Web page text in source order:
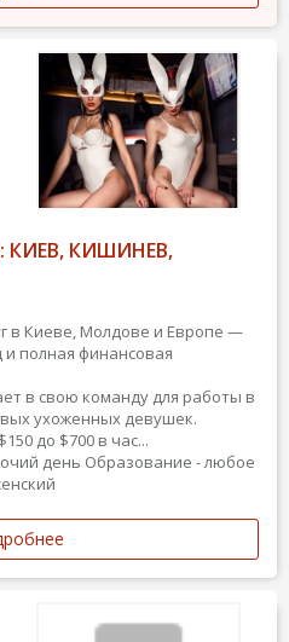
КИЕВ, КИШИНЕВ,
в Киеве, Молдове и Европе —
полная финансовая
в свою команду для работы в
ухоженных девушек.
до $700 в час...
день Образование - любое